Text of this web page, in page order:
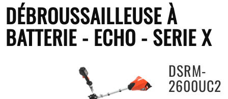
DÉBROUSSAILLEUSE À
BATTERIE - ECHO - SERIE X
DSRM-
2600UC2